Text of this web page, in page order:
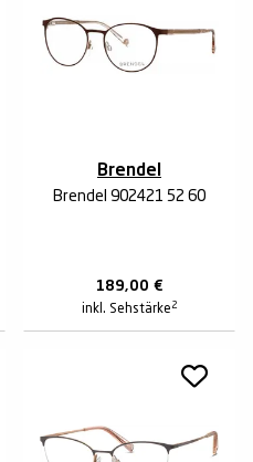
Brendel
Brendel 902421 52 60
189,00 €
inkl. Sehstärke 2